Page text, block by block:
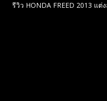
รีวิว HONDA FREED 2013 แ